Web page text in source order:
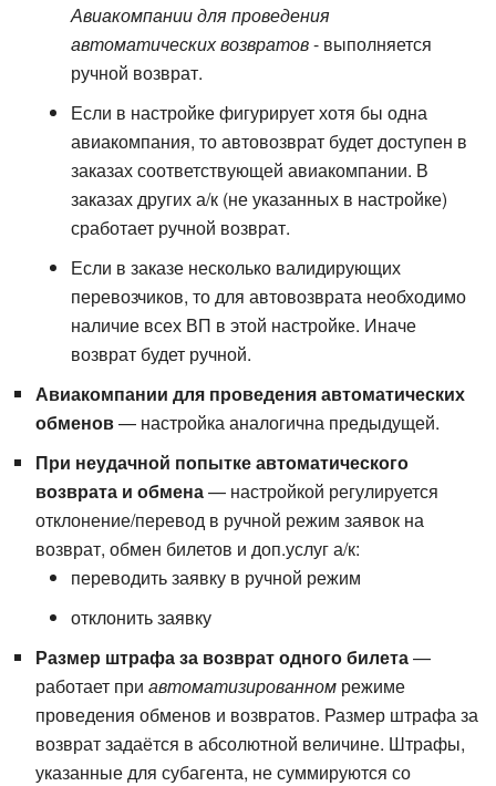
Авиакомпании для проведения
автоматических возвратов- выполняется
ручной возврат.
Если в настройке фигурирует хотя бы одна
авиакомпания, то автовозврат будет доступен в
заказах соответствующей авиакомпании. В
заказах других а/к (не указанных в настройке)
сработает ручной возврат.
Если в заказе несколько валидирующих
перевозчиков, то для автовозврата необходимо
наличие всех ВП в этой настройке. Иначе
возврат будет ручной.
Авиакомпании для проведения автоматических
обменов— настройка аналогична предыдущей.
При неудачной попытке автоматического
возврата и обмена— настройкой регулируется
отклонение/перевод в ручной режим заявок на
возврат, обмен билетов и доп.услуг а/к:
переводить заявку в ручной режим
отклонить заявку
Размер штрафа за возврат одного билета—
работает при автоматизированном режиме
проведения обменов и возвратов. Размер штрафа за
возврат задаётся в абсолютной величине. Штрафы,
указанные для субагента, не суммируются со